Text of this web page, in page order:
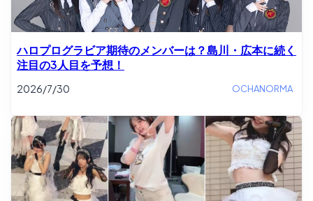
ハロプログラビア期待のメンバーは？島川・広本に続く
注目の3人目を予想！
2026/7/30 OCHANORMA